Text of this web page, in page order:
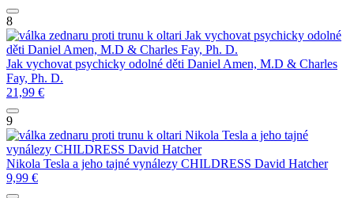
8
Jak vychovat psychicky odolné
děti Daniel Amen, M.D & Charles Fay, Ph. D.
Jak vychovat psychicky odolné děti Daniel Amen, M.D & Charles
Fay, Ph. D.
21,99 €
9
Nikola Tesla a jeho tajné
vynálezy CHILDRESS David Hatcher
Nikola Tesla a jeho tajné vynálezy CHILDRESS David Hatcher
9,99 €